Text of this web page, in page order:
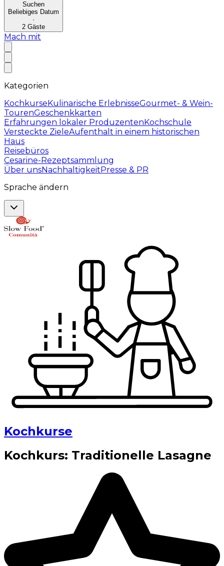
Suchen
Beliebiges Datum
·
2 Gäste
Mach mit
Kategorien
KochkurseKulinarische ErlebnisseGourmet- & Wein-
TourenGeschenkkarten
Erfahrungen lokaler ProduzentenKochschule
Versteckte ZieleAufenthalt in einem historischen
Haus
Reisebüros
Cesarine-Rezeptsammlung
Über unsNachhaltigkeitPresse & PR
Sprache ändern
Kochkurse
Kochkurs: Traditionelle Lasagne